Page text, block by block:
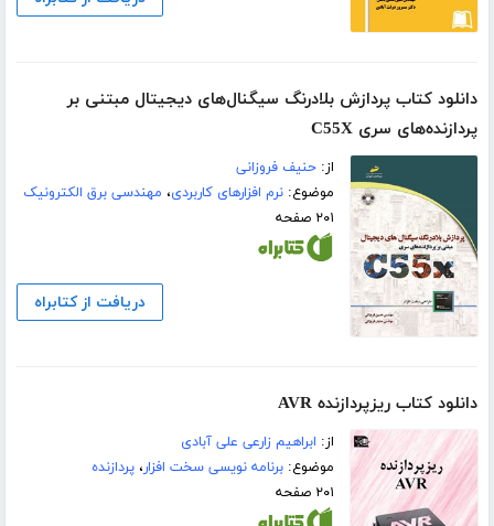
دانلود کتاب پردازش بلادرنگ سیگنال‌های دیجیتال مبتنی بر
پردازنده‌های سری C55X
از:حنیف فروزانی
موضوع:نرم افزارهای کاربردی، مهندسی برق الکترونیک
۲۰۱ صفحه
دریافت از کتابراه
دانلود کتاب ریزپردازنده AVR
از: ابراهیم زارعی علی آبادی
موضوع:برنامه نویسی سخت افزار،پردازنده
۲۰۱ صفحه